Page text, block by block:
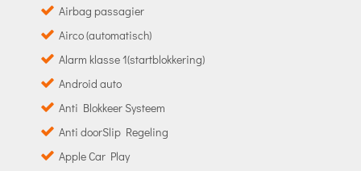
Airbag passagier
Airco (automatisch)
Alarm klasse 1(startblokkering)
Android auto
Anti Blokkeer Systeem
Anti doorSlip Regeling
Apple Car Play